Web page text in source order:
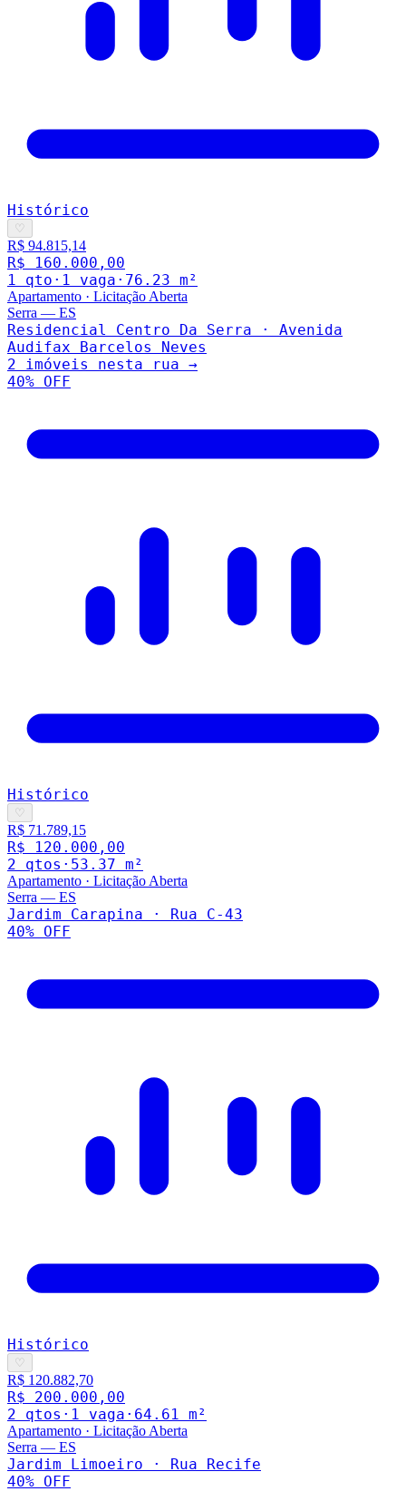
Histórico
♡
R$ 94.815,14
R$ 160.000,00
1 qto · 1 vaga · 76.23 m²
Apartamento · Licitação Aberta
Serra — ES
Residencial Centro Da Serra · Avenida
Audifax Barcelos Neves
2 imóveis nesta rua →
40% OFF
Histórico
♡
R$ 71.789,15
R$ 120.000,00
2 qtos · 53.37 m²
Apartamento · Licitação Aberta
Serra — ES
Jardim Carapina · Rua C-43
40% OFF
Histórico
♡
R$ 120.882,70
R$ 200.000,00
2 qtos · 1 vaga · 64.61 m²
Apartamento · Licitação Aberta
Serra — ES
Jardim Limoeiro · Rua Recife
40% OFF